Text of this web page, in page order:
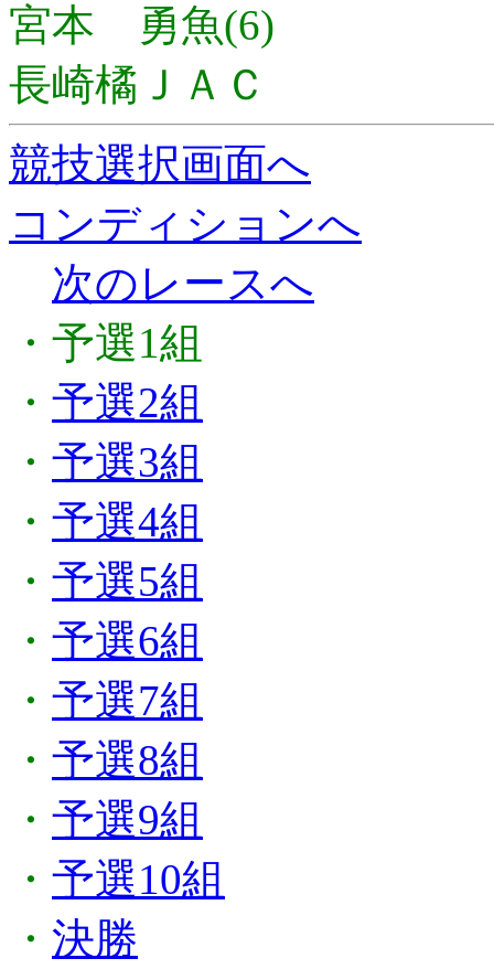
宮本 勇魚(6)
長崎橘ＪＡＣ
競技選択画面へ
コンディションへ
次のレースへ
・予選1組
・ 予選2組
・ 予選3組
・ 予選4組
・ 予選5組
・ 予選6組
・ 予選7組
・ 予選8組
・ 予選9組
・ 予選10組
・ 決勝